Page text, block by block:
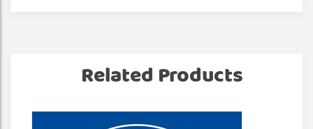
Related Products